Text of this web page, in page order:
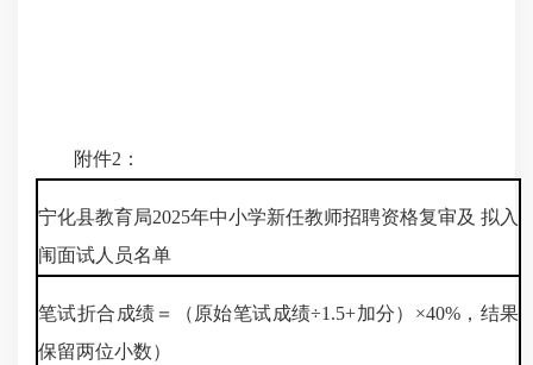
附件2：
宁化县教育局2025年中小学新任教师招聘资格复审及 拟入
闱面试人员名单
笔试折合成绩＝（原始笔试成绩÷1.5+加分）×40%，结果
保留两位小数）